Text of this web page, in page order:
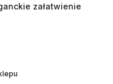
załatwienie